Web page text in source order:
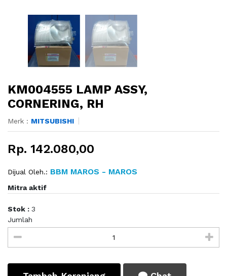
KM004555 LAMP ASSY,
CORNERING, RH
Merk : MITSUBISHI
Rp. 142.080,00
Dijual Oleh.: BBM MAROS - MAROS
Mitra aktif
Stok : 3
Jumlah